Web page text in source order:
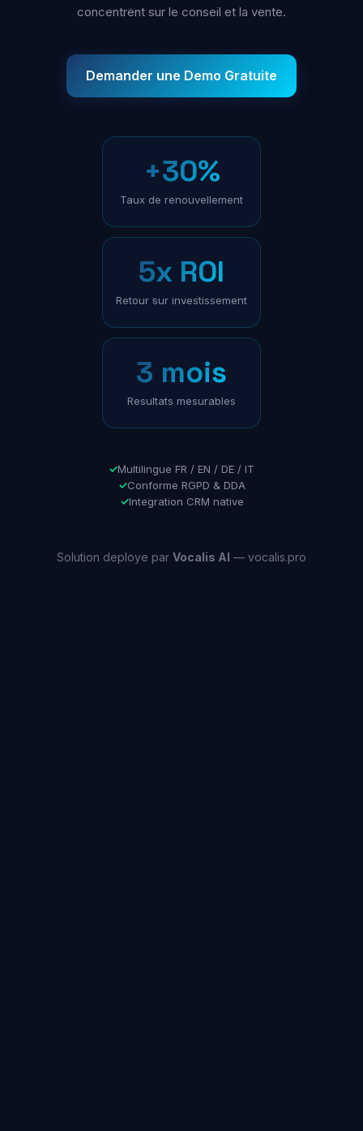
concentrent sur le conseil et la vente.
Demander une Demo Gratuite
+30%
Taux de renouvellement
5x ROI
Retour sur investissement
3 mois
Resultats mesurables
✓Multilingue FR / EN / DE / IT
✓Conforme RGPD & DDA
✓Integration CRM native
Solution deploye par Vocalis AI — vocalis.pro